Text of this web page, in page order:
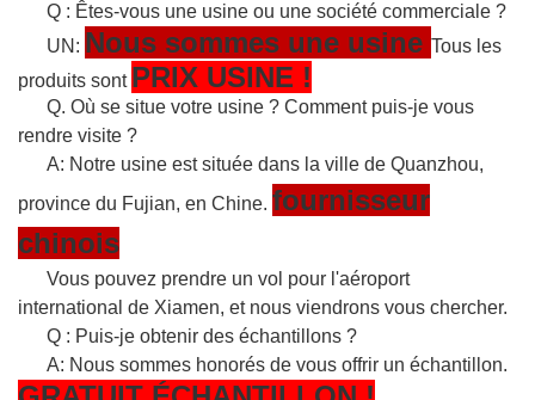
Q : Êtes-vous une usine ou une société commerciale ?
UN: Nous sommes une usine Tous les
produits sont PRIX USINE !
Q. Où se situe votre usine ? Comment puis-je vous
rendre visite ?
A: Notre usine est située dans la ville de Quanzhou,
province du Fujian, en Chine. fournisseur
chinois
Vous pouvez prendre un vol pour l'aéroport
international de Xiamen, et nous viendrons vous chercher.
Q : Puis-je obtenir des échantillons ?
A: Nous sommes honorés de vous offrir un échantillon.